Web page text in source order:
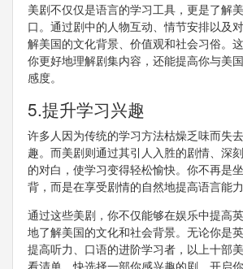
美剧不仅仅是语言的学习工具，更是了解
口。通过剧中的人物互动、情节安排以及
解美国的文化背景、价值观和社会习俗。
你更好地理解剧集内容，还能提高你与美
感度。
5.提升学习兴趣
许多人因为传统的学习方法枯燥乏味而失
趣。而美剧则通过其引人入胜的剧情、深
的对白，使学习变得轻松愉快。你不再是
背，而是在享受剧情的自然地提高语言能力
通过这些美剧，你不仅能够在娱乐中提高
地了解美国的文化和社会背景。无论你是
提高听力、口语的进阶学习者，以上十部